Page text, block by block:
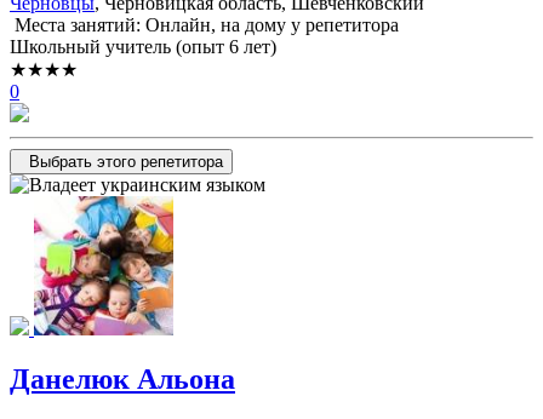
Места занятий: Онлайн, на дому у репетитора
Школьный учитель (опыт 6 лет)
★★★★
0
Выбрать этого репетитора
Данелюк Альона